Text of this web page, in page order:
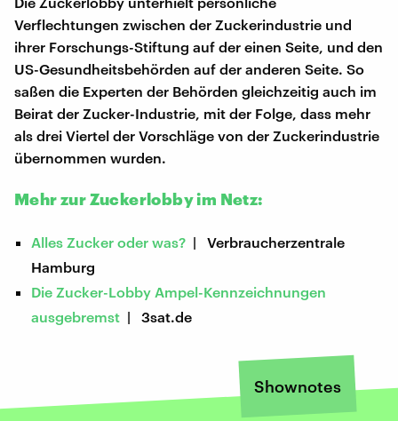
Verflechtungen zwischen der Zuckerindustrie und
ihrer Forschungs-Stiftung auf der einen Seite, und den
US-Gesundheitsbehörden auf der anderen Seite. So
saßen die Experten der Behörden gleichzeitig auch im
Beirat der Zucker-Industrie, mit der Folge, dass mehr
als drei Viertel der Vorschläge von der Zuckerindustrie
übernommen wurden.
Mehr zur Zuckerlobby im Netz:
Alles Zucker oder was? | Verbraucherzentrale
Hamburg
Die Zucker-Lobby Ampel-Kennzeichnungen
ausgebremst | 3sat.de
Shownotes